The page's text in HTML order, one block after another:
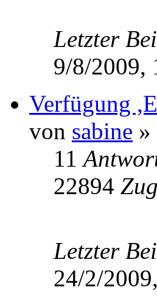
Letzter
9/8/2009,
Verfügung
von sabine »
11
22894
Letzter
24/2/